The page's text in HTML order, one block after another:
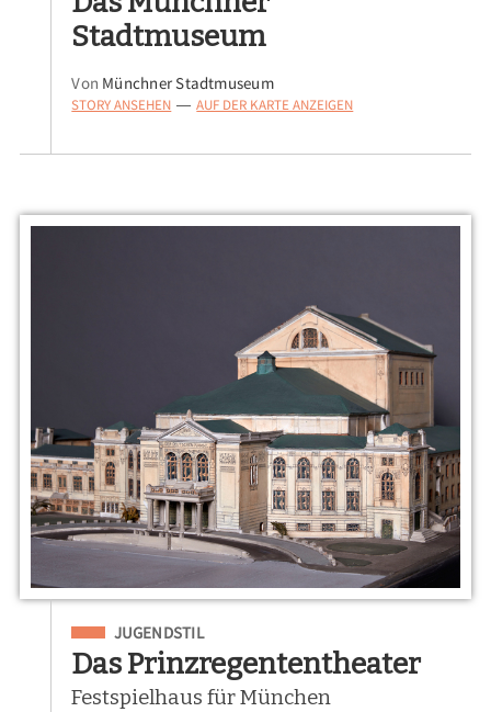
Stadtmuseum
Von Münchner Stadtmuseum
STORY ANSEHEN — AUF DER KARTE ANZEIGEN
Eingeordnet unter
JUGENDSTIL
Das Prinzregententheater
Festspielhaus für München